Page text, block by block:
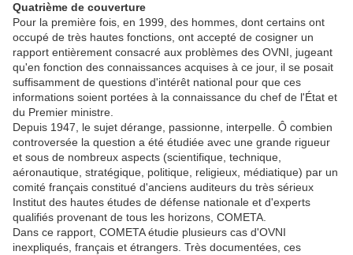
Quatrième de couverture
Pour la première fois, en 1999, des hommes, dont certains ont
occupé de très hautes fonctions, ont accepté de cosigner un
rapport entièrement consacré aux problèmes des OVNI, jugeant
qu'en fonction des connaissances acquises à ce jour, il se posait
suffisamment de questions d'intérêt national pour que ces
informations soient portées à la connaissance du chef de l'État et
du Premier ministre.
Depuis 1947, le sujet dérange, passionne, interpelle. Ô combien
controversée la question a été étudiée avec une grande rigueur
et sous de nombreux aspects (scientifique, technique,
aéronautique, stratégique, politique, religieux, médiatique) par un
comité français constitué d'anciens auditeurs du très sérieux
Institut des hautes études de défense nationale et d'experts
qualifiés provenant de tous les horizons, COMETA.
Dans ce rapport, COMETA étudie plusieurs cas d'OVNI
inexpliqués, français et étrangers. Très documentées, ces